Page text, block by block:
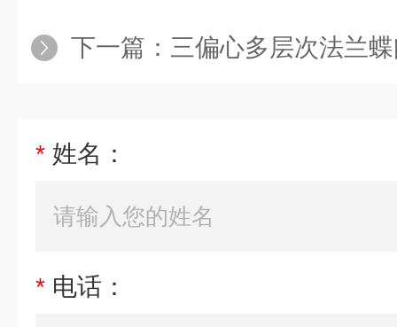
下一篇： 三偏心多层次法兰
* 姓名：
* 电话：